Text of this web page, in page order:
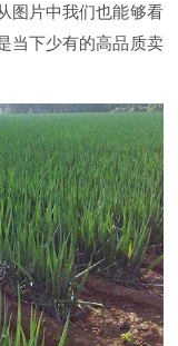
图片中我们也能够看
当下少有的高品质卖